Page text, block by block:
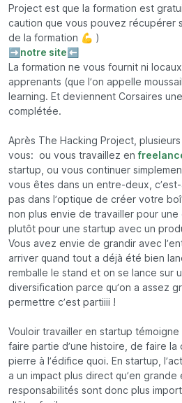
Project est que la formation est
caution que vous pouvez récupérer
de la formation 💪 )
➡️ notre site⬅️
La formation ne vous fournit ni
apprenants (que l’on appelle
learning. Et deviennent Corsaires
complétée.
Après The Hacking Project,
vous: ou vous travaillez en
startup, ou vous continuer
vous êtes dans un entre-deux,
pas dans l’optique de créer votre
non plus envie de travailler pour une
plutôt pour une startup avec un
Vous avez envie de grandir avec
arriver quand tout a déjà été bien
remballe le stand et on se lance sur
diversification parce qu’on a assez
permettre c’est partiiii !
Vouloir travailler en startup
faire partie d’une histoire, de faire
pierre à l’édifice quoi. En startup,
a un impact plus direct qu’en grande
responsabilités sont donc plus